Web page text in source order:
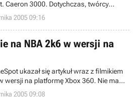
Caeron 3000. Dotychczas, twórcy
jako MMORPG. Z oficjalnej strony
iż nastąpiła modyfikacja koncepcji
do programów typu: „science
time combat game”. W skrócie
2005 09:16
na NBA 2k6 w wersji na
ukazał się artykuł wraz z filmikiem
wersji na platformę Xbox 360. Nie mamy
z grywalną wersją programu,
2005 09:08